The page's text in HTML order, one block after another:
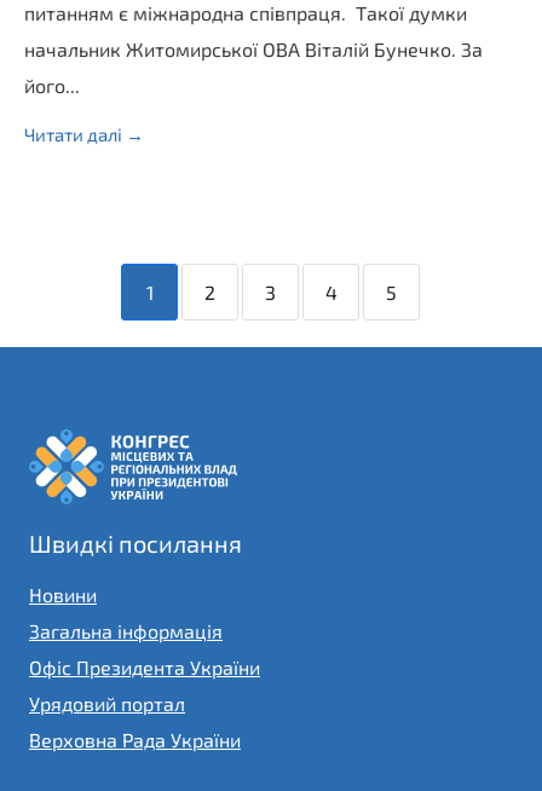
питанням є міжнародна співпраця. Такої думки
начальник Житомирської ОВА Віталій Бунечко. За
його...
Читати далі →
1 2 3 4 5
Швидкі посилання
Новини
Загальна інформація
Офіс Президента України
Урядовий портал
Верховна Рада України